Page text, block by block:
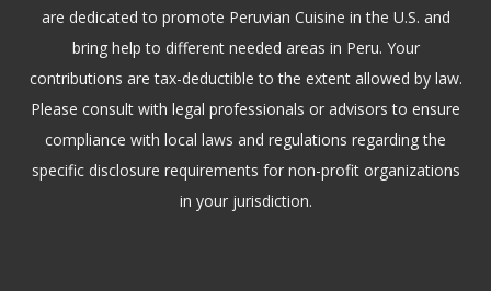
are dedicated to promote Peruvian Cuisine in the U.S. and
bring help to different needed areas in Peru. Your
contributions are tax-deductible to the extent allowed by law.
Please consult with legal professionals or advisors to ensure
compliance with local laws and regulations regarding the
specific disclosure requirements for non-profit organizations
in your jurisdiction.